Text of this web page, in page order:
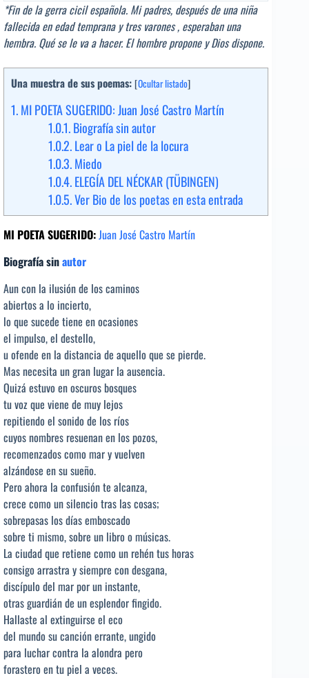
*Fin de la gerra cicil española. Mi padres, después de una niña
fallecida en edad temprana y tres varones , esperaban una
hembra. Qué se le va a hacer. El hombre propone y Dios dispone.
Una muestra de sus poemas: [Ocultar listado]
1.MI POETA SUGERIDO: Juan José Castro Martín
1.0.1.Biografía sin autor
1.0.2.Lear o La piel de la locura
1.0.3.Miedo
1.0.4.ELEGÍA DEL NÉCKAR (TÜBINGEN)
1.0.5.Ver Bio de los poetas en esta entrada
MI POETA SUGERIDO:Juan José Castro Martín
Biografía sinautor
Aun con la ilusión de los caminos
abiertos a lo incierto,
lo que sucede tiene en ocasiones
el impulso, el destello,
u ofende en la distancia de aquello que se pierde.
Mas necesita un gran lugar la ausencia.
Quizá estuvo en oscuros bosques
tu voz que viene de muy lejos
repitiendo el sonido de los ríos
cuyos nombres resuenan en los pozos,
recomenzados como mar y vuelven
alzándose en su sueño.
Pero ahora la confusión te alcanza,
crece como un silencio tras las cosas;
sobrepasas los días emboscado
sobre ti mismo, sobre un libro o músicas.
La ciudad que retiene como un rehén tus horas
consigo arrastra y siempre con desgana,
discípulo del mar por un instante,
otras guardián de un esplendor fingido.
Hallaste al extinguirse el eco
del mundo su canción errante, ungido
para luchar contra la alondra pero
forastero en tu piel a veces.